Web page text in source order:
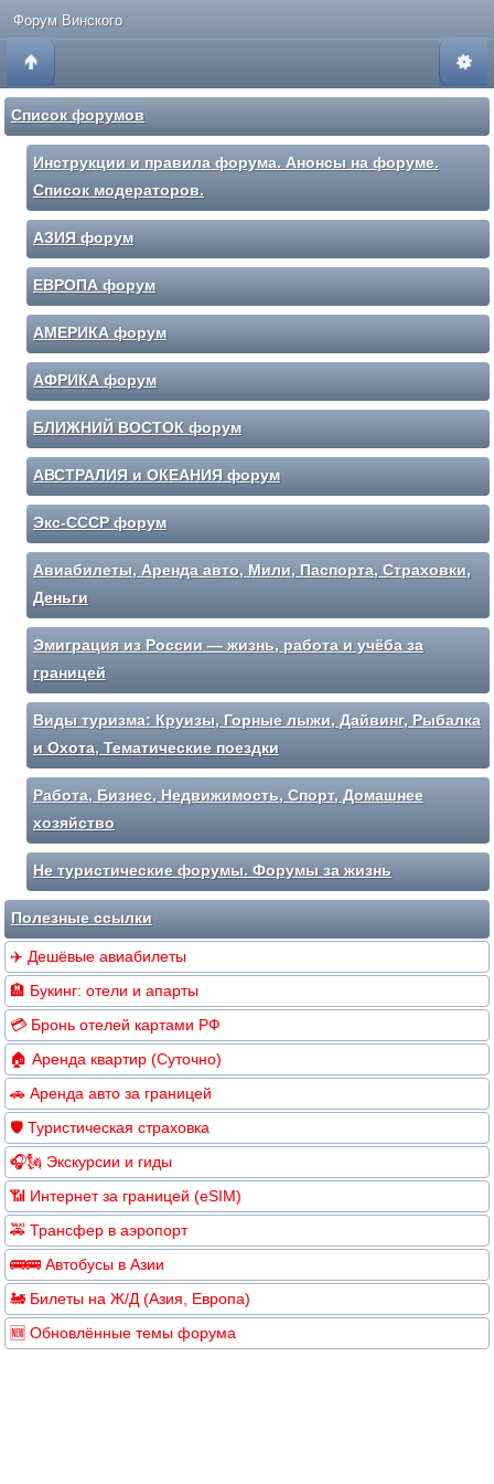
Форум Винского
Список форумов
Инструкции и правила форума. Анонсы на форуме.
Список модераторов.
АЗИЯ форум
ЕВРОПА форум
АМЕРИКА форум
АФРИКА форум
БЛИЖНИЙ ВОСТОК форум
АВСТРАЛИЯ и ОКЕАНИЯ форум
Экс-СССР форум
Авиабилеты, Аренда авто, Мили, Паспорта, Страховки,
Деньги
Эмиграция из России — жизнь, работа и учёба за
границей
Виды туризма: Круизы, Горные лыжи, Дайвинг, Рыбалка
и Охота, Тематические поездки
Работа, Бизнес, Недвижимость, Спорт, Домашнее
хозяйство
Не туристические форумы. Форумы за жизнь
Полезные ссылки
✈️ Дешёвые авиабилеты
🏨 Букинг: отели и апарты
💳 Бронь отелей картами РФ
🏠 Аренда квартир (Суточно)
🚗 Аренда авто за границей
🛡️ Туристическая страховка
🎧🗽 Экскурсии и гиды
📶 Интернет за границей (eSIM)
🚕 Трансфер в аэропорт
🚌🚌 Автобусы в Азии
🚂 Билеты на Ж/Д (Азия, Европа)
🆕 Обновлённые темы форума